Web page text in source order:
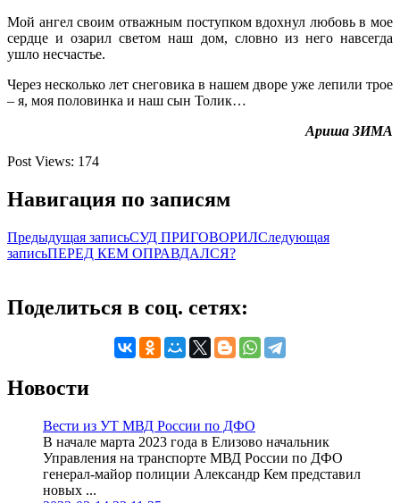
Мой ангел своим отважным поступком вдохнул любовь в мое
сердце и озарил светом наш дом, словно из него навсегда
ушло несчастье.
Через несколько лет снеговика в нашем дворе уже лепили трое
– я, моя половинка и наш сын Толик…
Ариша ЗИМА
Post Views: 174
Навигация по записям
Предыдущая записьСУД ПРИГОВОРИЛСледующая
записьПЕРЕД КЕМ ОПРАВДАЛСЯ?
Поделиться в соц. сетях:
Новости
Вести из УТ МВД России по ДФО
В начале марта 2023 года в Елизово начальник
Управления на транспорте МВД России по ДФО
генерал-майор полиции Александр Кем представил
новых ...